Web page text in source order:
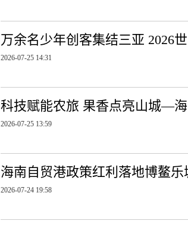
万余名少年创客集结三亚 2026
2026-07-25 14:31
科技赋能农旅 果香点亮山城—
2026-07-25 13:59
海南自贸港政策红利落地博鳌
2026-07-24 19:58